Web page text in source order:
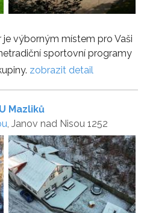
je výborným místem pro Vaši
sportovní programy
zobrazit detail
Mazliků
, Janov nad Nisou 1252